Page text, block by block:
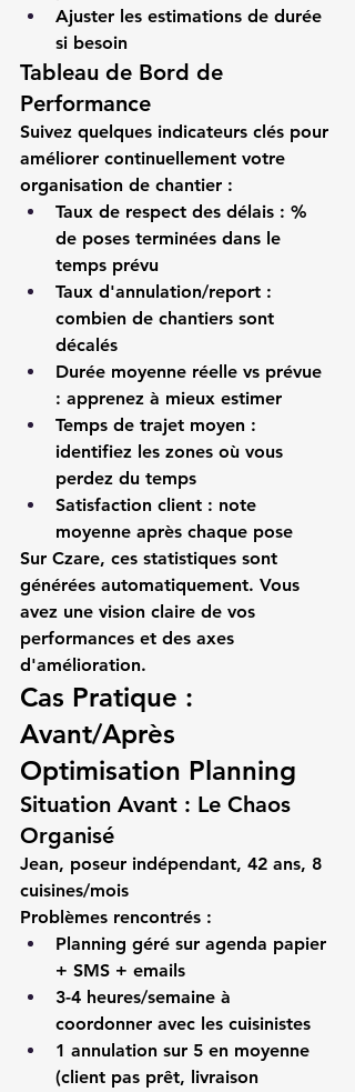
Ajuster les estimations de durée
si besoin
Tableau de Bord de
Performance
Suivez quelques indicateurs clés pour
améliorer continuellement votre
organisation de chantier :
Taux de respect des délais : %
de poses terminées dans le
temps prévu
Taux d'annulation/report :
combien de chantiers sont
décalés
Durée moyenne réelle vs prévue
: apprenez à mieux estimer
Temps de trajet moyen :
identifiez les zones où vous
perdez du temps
Satisfaction client : note
moyenne après chaque pose
Sur Czare, ces statistiques sont
générées automatiquement. Vous
avez une vision claire de vos
performances et des axes
d'amélioration.
Cas Pratique :
Avant/Après
Optimisation Planning
Situation Avant : Le Chaos
Organisé
Jean, poseur indépendant, 42 ans, 8
cuisines/mois
Problèmes rencontrés :
Planning géré sur agenda papier
+ SMS + emails
3-4 heures/semaine à
coordonner avec les cuisinistes
1 annulation sur 5 en moyenne
(client pas prêt, livraison